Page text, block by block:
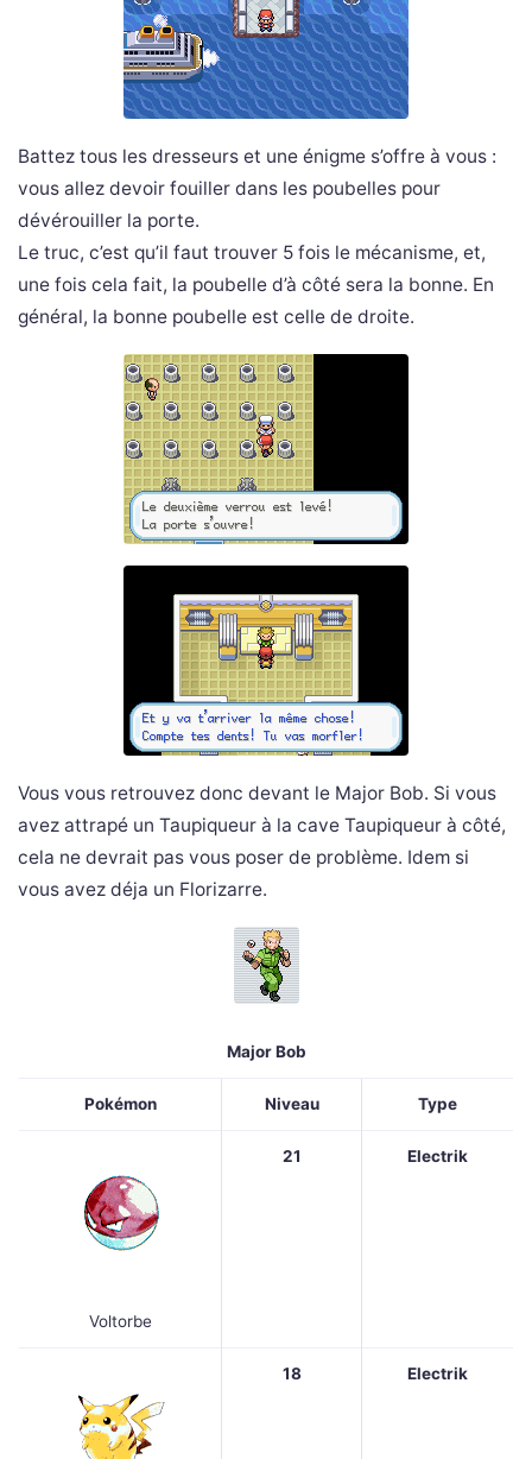
Battez tous les dresseurs et une énigme s’offre à vous :
vous allez devoir fouiller dans les poubelles pour
dévérouiller la porte.
Le truc, c’est qu’il faut trouver 5 fois le mécanisme, et,
une fois cela fait, la poubelle d’à côté sera la bonne. En
général, la bonne poubelle est celle de droite.
Vous vous retrouvez donc devant le Major Bob. Si vous
avez attrapé un Taupiqueur à la cave Taupiqueur à côté,
cela ne devrait pas vous poser de problème. Idem si
vous avez déja un Florizarre.
Major Bob
Pokémon Niveau Type
Voltorbe
21 Electrik
18 Electrik